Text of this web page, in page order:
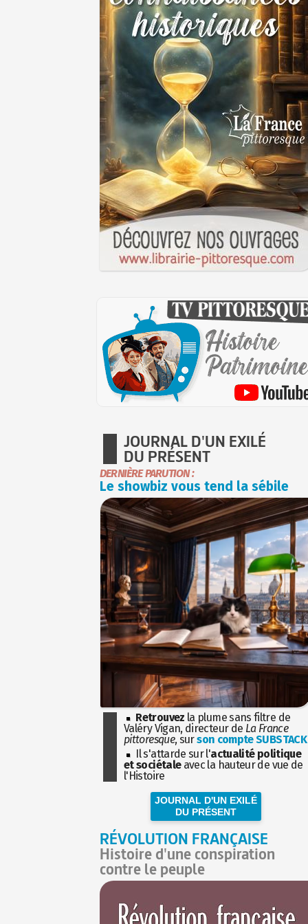
JOURNAL D'UN EXILÉ
DU PRÉSENT
DERNIÈRE PARUTION :
Le showbiz vous tend la sébile
Retrouvez la plume sans filtre de
Valéry Vigan, directeur de La France
pittoresque, surson compte SUBSTACK
Il s'attarde sur l'actualité politique
et sociétaleavec la hauteur de vue de
l'Histoire
JOURNAL D'UN EXILÉ
DU PRÉSENT
RÉVOLUTION FRANÇAISE
Histoire d'une conspiration
contre le peuple